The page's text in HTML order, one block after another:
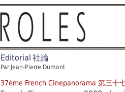
Editorial 社論
Par Jean-Pierre Dumont
37éme French Cinepanorama 第三十